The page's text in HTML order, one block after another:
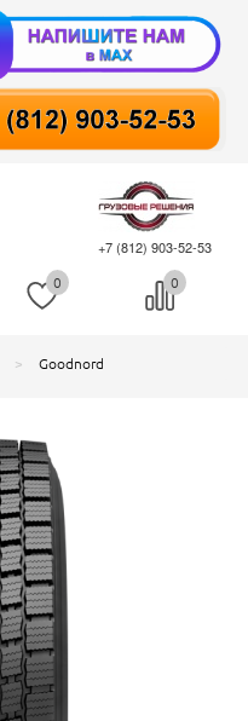
+7 (812) 903-52-53
0 0
Goodnord